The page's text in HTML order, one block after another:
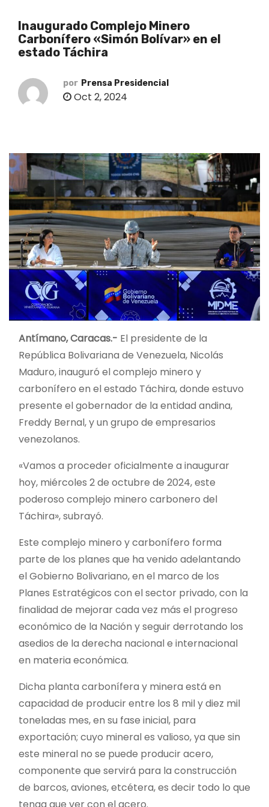
Inaugurado Complejo Minero
Carbonífero «Simón Bolívar» en el
estado Táchira
por Prensa Presidencial
Oct 2, 2024
Antímano, Caracas.- El presidente de la
República Bolivariana de Venezuela, Nicolás
Maduro, inauguró el complejo minero y
carbonífero en el estado Táchira, donde estuvo
presente el gobernador de la entidad andina,
Freddy Bernal, y un grupo de empresarios
venezolanos.
«Vamos a proceder oficialmente a inaugurar
hoy, miércoles 2 de octubre de 2024, este
poderoso complejo minero carbonero del
Táchira», subrayó.
Este complejo minero y carbonífero forma
parte de los planes que ha venido adelantando
el Gobierno Bolivariano, en el marco de los
Planes Estratégicos con el sector privado, con la
finalidad de mejorar cada vez más el progreso
económico de la Nación y seguir derrotando los
asedios de la derecha nacional e internacional
en materia económica.
Dicha planta carbonífera y minera está en
capacidad de producir entre los 8 mil y diez mil
toneladas mes, en su fase inicial, para
exportación; cuyo mineral es valioso, ya que sin
este mineral no se puede producir acero,
componente que servirá para la construcción
de barcos, aviones, etcétera, es decir todo lo que
tenga que ver con el acero.